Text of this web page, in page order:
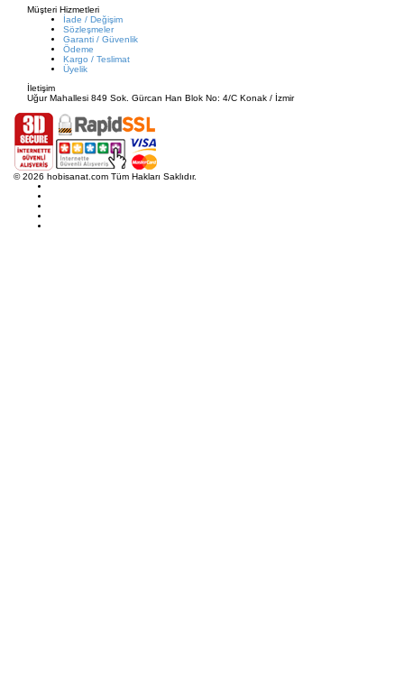
Müşteri Hizmetleri
İade / Değişim
Sözleşmeler
Garanti / Güvenlik
Ödeme
Kargo / Teslimat
Üyelik
İletişim
Uğur Mahallesi 849 Sok. Gürcan Han Blok No: 4/C Konak / İzmir
© 2026 hobisanat.com Tüm Hakları Saklıdır.